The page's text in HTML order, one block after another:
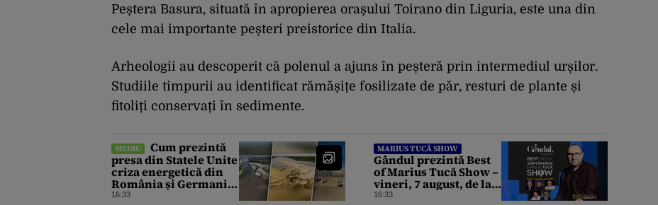
Peștera Basura, situată în apropierea orașului Toirano din Liguria, este una din
cele mai importante peșteri preistorice din Italia.
Arheologii au descoperit că polenul a ajuns în peșteră prin intermediul urșilor.
Studiile timpurii au identificat rămășițe fosilizate de păr, resturi de plante și
fitoliți conservați în sedimente.
MEDIU
Cum prezintă
presa din Statele Unite
criza energetică din
România și Germania.
Lipsa apei afectează
16:33
MARIUS TUCĂ SHOW
Gândul prezintă Best
of Marius Tucă Show –
vineri, 7 august, de la
ora 19:00
16:33